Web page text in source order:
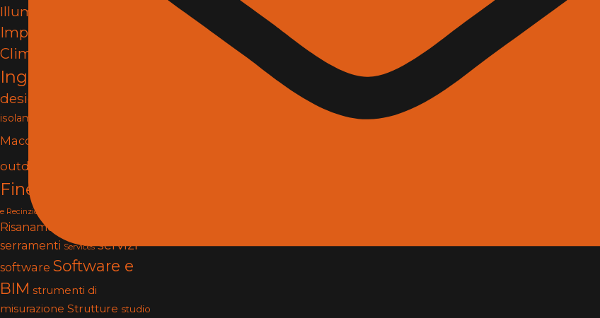
Illuminazione
Impianti e
Climatizzazione
Ingegneria
design
isolamento termico
Macchine
outdoor
Finestre
e Recinzioni
Risanamento e Restauro
serramenti Services servizi
software Software e
BIM strumenti di
misurazione Strutture studio